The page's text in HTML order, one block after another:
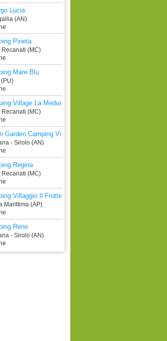
Lucia
(AN)
Pineta
Recanati (MC)
Mare Blu
(PU)
Village La Medusa
Recanati (MC)
Garden Camping Village
- Sirolo (AN)
Regina
Recanati (MC)
Villaggio Il Frutteto
Marittima (AP)
Reno
- Sirolo (AN)